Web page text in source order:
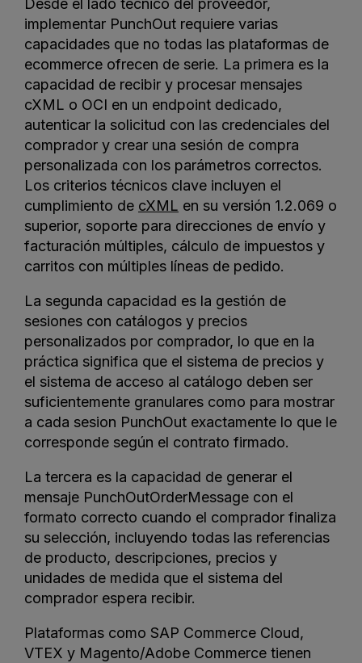
implementar PunchOut requiere varias
capacidades que no todas las plataformas de
ecommerce ofrecen de serie. La primera es la
capacidad de recibir y procesar mensajes
cXML o OCI en un endpoint dedicado,
autenticar la solicitud con las credenciales del
comprador y crear una sesión de compra
personalizada con los parámetros correctos.
Los criterios técnicos clave incluyen el
cumplimiento de cXML en su versión 1.2.069 o
superior, soporte para direcciones de envío y
facturación múltiples, cálculo de impuestos y
carritos con múltiples líneas de pedido.
La segunda capacidad es la gestión de
sesiones con catálogos y precios
personalizados por comprador, lo que en la
práctica significa que el sistema de precios y
el sistema de acceso al catálogo deben ser
suficientemente granulares como para mostrar
a cada sesion PunchOut exactamente lo que le
corresponde según el contrato firmado.
La tercera es la capacidad de generar el
mensaje PunchOutOrderMessage con el
formato correcto cuando el comprador finaliza
su selección, incluyendo todas las referencias
de producto, descripciones, precios y
unidades de medida que el sistema del
comprador espera recibir.
Plataformas como SAP Commerce Cloud,
VTEX y Magento/Adobe Commerce tienen